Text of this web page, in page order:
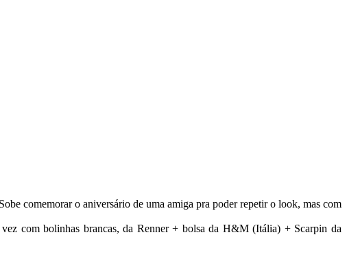
comemorar o aniversário de uma amiga pra poder repetir o look, mas com
com bolinhas brancas, da Renner + bolsa da H&M (Itália) + Scarpin da